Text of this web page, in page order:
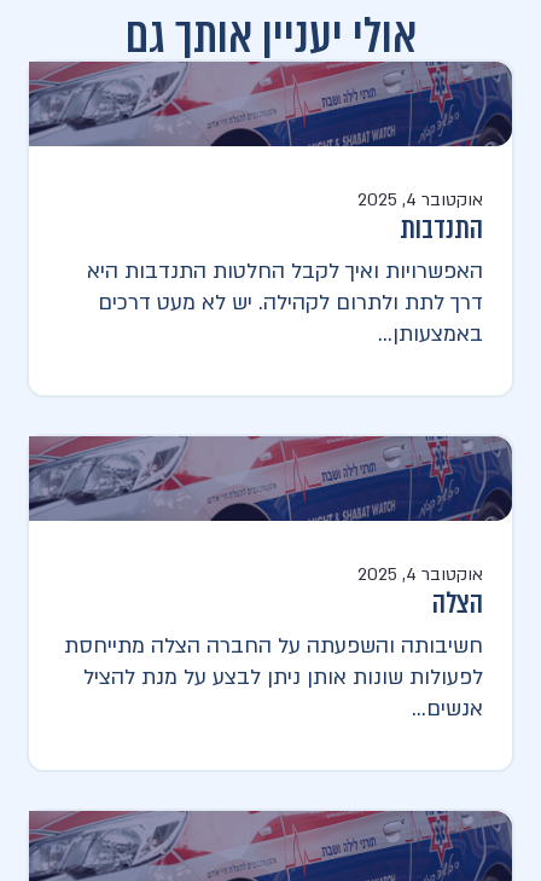
אולי יעניין אותך גם
אוקטובר 4, 2025
התנדבות
האפשרויות ואיך לקבל החלטות התנדבות היא
דרך לתת ולתרום לקהילה. יש לא מעט דרכים
באמצעותן...
אוקטובר 4, 2025
הצלה
חשיבותה והשפעתה על החברה​ הצלה מתייחסת
לפעולות שונות אותן ניתן לבצע על מנת להציל
אנשים...